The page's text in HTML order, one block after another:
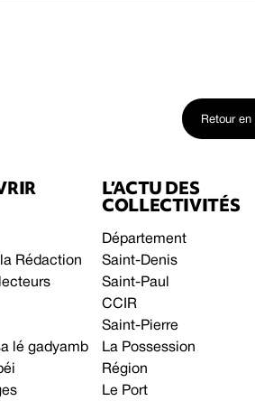
Retour en
Rédaction
lé gadyamb
L’ACTU DES
COLLECTIVITÉS
Département
Saint-Denis
Saint-Paul
CCIR
Saint-Pierre
La Possession
Région
Le Port